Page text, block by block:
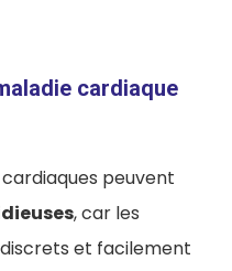
cardiaque
peuvent
, car les
et facilement